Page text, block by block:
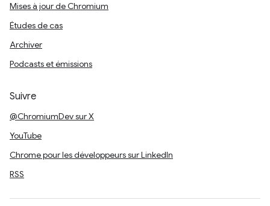
Mises à jour de Chromium
Études de cas
Archiver
Podcasts et émissions
Suivre
@ChromiumDev sur X
YouTube
Chrome pour les développeurs sur LinkedIn
RSS